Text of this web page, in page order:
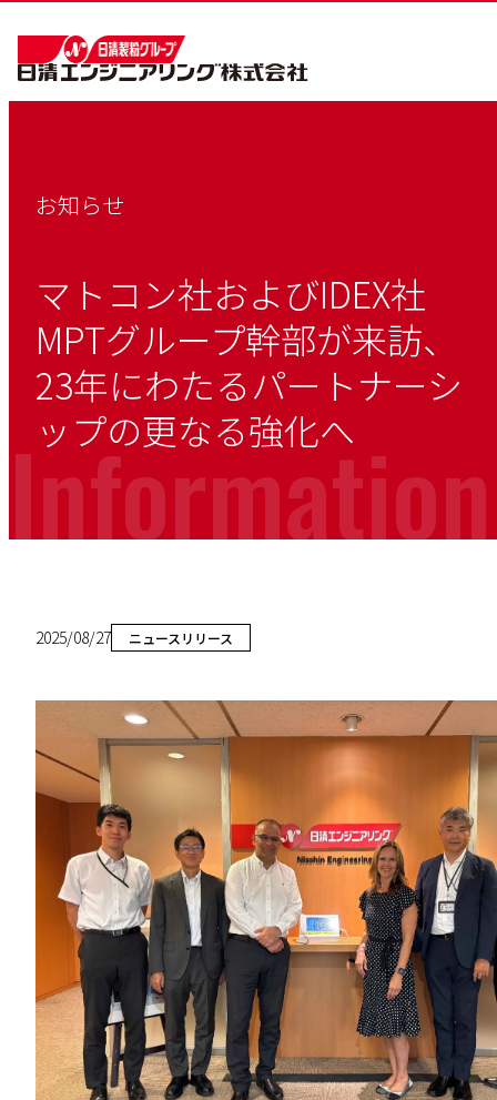
マトコン社およびIDEX社
MPTグループ幹部が来訪、
23年にわたるパートナーシ
ップの更なる強化へ
お知らせ
Information
2025/08/27 ニュースリリース